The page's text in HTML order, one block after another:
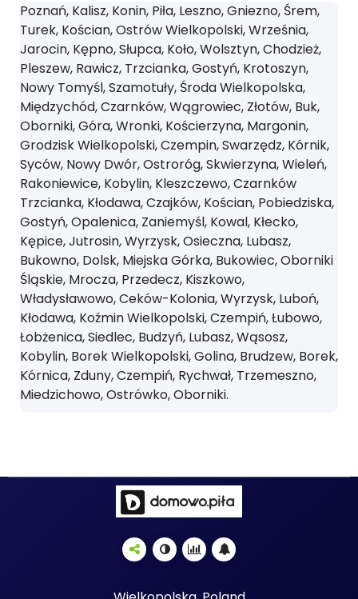
Poznań, Kalisz, Konin, Piła, Leszno, Gniezno, Śrem,
Turek, Kościan, Ostrów Wielkopolski, Września,
Jarocin, Kępno, Słupca, Koło, Wolsztyn, Chodzież,
Pleszew, Rawicz, Trzcianka, Gostyń, Krotoszyn,
Nowy Tomyśl, Szamotuły, Środa Wielkopolska,
Międzychód, Czarnków, Wągrowiec, Złotów, Buk,
Oborniki, Góra, Wronki, Kościerzyna, Margonin,
Grodzisk Wielkopolski, Czempin, Swarzędz, Kórnik,
Syców, Nowy Dwór, Ostroróg, Skwierzyna, Wieleń,
Rakoniewice, Kobylin, Kleszczewo, Czarnków
Trzcianka, Kłodawa, Czajków, Kościan, Pobiedziska,
Gostyń, Opalenica, Zaniemyśl, Kowal, Kłecko,
Kępice, Jutrosin, Wyrzysk, Osieczna, Lubasz,
Bukowno, Dolsk, Miejska Górka, Bukowiec, Oborniki
Śląskie, Mrocza, Przedecz, Kiszkowo,
Władysławowo, Ceków-Kolonia, Wyrzysk, Luboń,
Kłodawa, Koźmin Wielkopolski, Czempiń, Łubowo,
Łobżenica, Siedlec, Budzyń, Lubasz, Wąsosz,
Kobylin, Borek Wielkopolski, Golina, Brudzew, Borek,
Kórnica, Zduny, Czempiń, Rychwał, Trzemeszno,
Miedzichowo, Ostrówko, Oborniki.